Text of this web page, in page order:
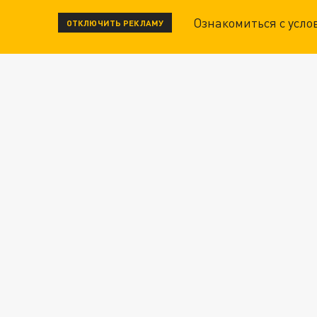
ОТКЛЮЧИТЬ РЕКЛАМУ Ознакомиться с